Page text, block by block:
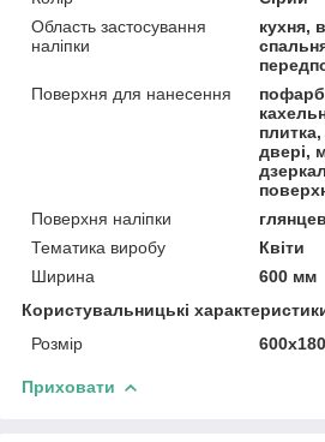
Область застосування
наліпки
кухня,
Поверхня для нанесення
двері,
Поверхня наліпки
Тематика виробу
Квіти
Ширина
600 мм
Користувальницькі
Розмір
Приховати